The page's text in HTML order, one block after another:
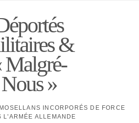
&
Malgré-
Nous »
INCORPORÉS DE FORCE
L'ARMÉE ALLEMANDE